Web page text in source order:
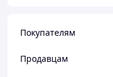
Покупателям
Продавцам